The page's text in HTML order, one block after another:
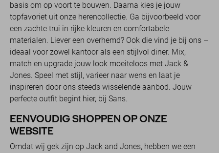
basis om op voort te bouwen. Daarna kies je jouw
topfavoriet uit onze herencollectie. Ga bijvoorbeeld voor
een zachte trui in rijke kleuren en comfortabele
materialen. Liever een overhemd? Ook die vind je bij ons –
ideaal voor zowel kantoor als een stijlvol diner. Mix,
match en upgrade jouw look moeiteloos met Jack &
Jones. Speel met stijl, varieer naar wens en laat je
inspireren door ons steeds wisselende aanbod. Jouw
perfecte outfit begint hier, bij Sans.
EENVOUDIG SHOPPEN OP ONZE
WEBSITE
Omdat wij gek zijn op Jack and Jones, hebben we een